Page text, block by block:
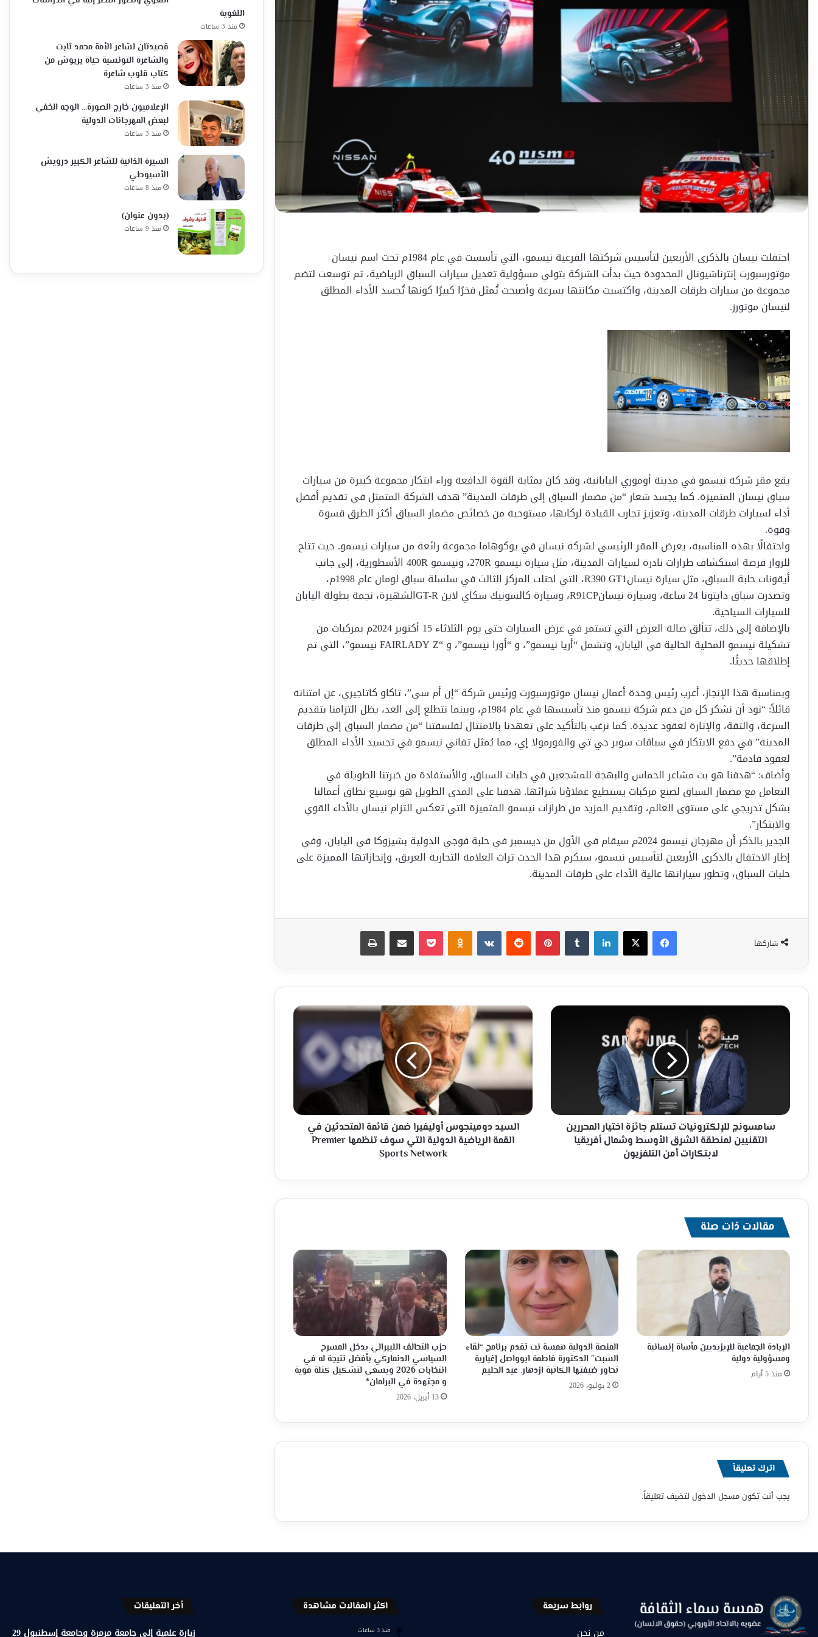
احتفلت نيسان بالذكرى الأربعين لتأسيس شركتها الفرعية نيسمو، التي تأسست في عام 1984م تحت اسم نيسان
موتورسبورت إنترناشيونال المحدودة حيث بدأت الشركة بتولي مسؤولية تعديل سيارات السباق الرياضية، ثم توسعت لتضم
مجموعة من سيارات طرقات المدينة، واكتسبت مكانتها بسرعة وأصبحت تُمثل فخرًا كبيرًا كونها تُجسد الأداء المطلق
لنيسان موتورز.
يقع مقر شركة نيسمو في مدينة أوموري اليابانية، وقد كان بمثابة القوة الدافعة وراء ابتكار مجموعة كبيرة من سيارات
سباق نيسان المتميزة. كما يجسد شعار “من مضمار السباق إلى طرقات المدينة” هدف الشركة المتمثل في تقديم أفضل
أداء لسيارات طرقات المدينة، وتعزيز تجارب القيادة لركابها، مستوحية من خصائص مضمار السباق أكثر الطرق قسوة
وقوة.
واحتفالًا بهذه المناسبة، يعرض المقر الرئيسي لشركة نيسان في يوكوهاما مجموعة رائعة من سيارات نيسمو. حيث تتاح
للزوار فرصة استكشاف طرازات نادرة لسيارات المدينة، مثل سيارة نيسمو 270R، ونيسمو 400R الأسطورية، إلى جانب
أيقونات حلبة السباق، مثل سيارة نيسانR390 GT1، التي احتلت المركز الثالث في سلسلة سباق لومان عام 1998م،
وتصدرت سباق دايتونا 24 ساعة، وسيارة نيسانR91CP، وسيارة كالسونيك سكاي لاين GT-Rالشهيرة، نجمة بطولة اليابان
للسيارات السياحية.
بالإضافة إلى ذلك، تتألق صالة العرض التي تستمر في عرض السيارات حتى يوم الثلاثاء 15 أكتوبر 2024م بمركبات من
تشكيلة نيسمو المحلية الحالية في اليابان، وتشمل “أريا نيسمو”، و “أورا نيسمو”، و “FAIRLADY Z نيسمو”، التي تم
إطلاقها حديثًا.
وبمناسبة هذا الإنجاز، أعرب رئيس وحدة أعمال نيسان موتورسبورت ورئيس شركة “إن أم سي”، تاكاو كاتاجيري، عن امتنانه
قائلاً: “نود أن نشكر كل من دعم شركة نيسمو منذ تأسيسها في عام 1984م، وبينما نتطلع إلى الغد، يظل التزامنا بتقديم
السرعة، والثقة، والإثارة لعقود عديدة. كما نرغب بالتأكيد على تعهدنا بالامتثال لفلسفتنا “من مضمار السباق إلى طرقات
المدينة” في دفع الابتكار في سباقات سوبر جي تي والفورمولا إي، مما يُمثل تفاني نيسمو في تجسيد الأداء المطلق
لعقود قادمة”.
وأضاف: “هدفنا هو بث مشاعر الحماس والبهجة للمشجعين في حلبات السباق، والأستفادة من خبرتنا الطويلة في
التعامل مع مضمار السباق لصنع مركبات يستطيع عملاؤنا شرائها. هدفنا على المدى الطويل هو توسيع نطاق أعمالنا
بشكل تدريجي على مستوى العالم، وتقديم المزيد من طرازات نيسمو المتميزة التي تعكس التزام نيسان بالأداء القوي
والابتكار”.
الجدير بالذكر أن مهرجان نيسمو 2024م سيقام في الأول من ديسمبر في حلبة فوجي الدولية بشيزوكا في اليابان، وفي
إطار الاحتفال بالذكرى الأربعين لتأسيس نيسمو، سيكرم هذا الحدث تراث العلامة التجارية العريق، وإنجازاتها المميزة على
حلبات السباق، وتطور سياراتها عالية الأداء على طرقات المدينة.
شاركها
فيسبوك‫X لينكدإن بينتيريست Odnoklassniki
‫Pocket مشاركة عبر البريد طباعة
سامسونج
الشرق
الأوسط
أمن
سامسونج للإلكترونيات تستلم جائزة اختيار المحررين
التقنيين لمنطقة الشرق الأوسط وشمال أفريقيا
لابتكارات أمن التلفزيون
السيد
دومينجوس
أوليفيرا
ضمن
قائمة
المتحدثين
في
الرياضية
الدولية
Premier
Network
السيد دومينجوس أوليفيرا ضمن قائمة المتحدثين في
القمة الرياضية الدولية التي سوف تنظمها Premier
Sports Network
مقالات ذات صلة
الإبادة الجماعية للإيزيديين مأساة إنسانية
ومسؤولية دولية
منذ 5 أيام
المنصة الدولية همسة نت تقدم برنامج “لقاء
السبت” الدكتورة فاطمة ابوواصل إغبارية
تحاور ضيفتها الكاتبة ازدهار. عيد الحليم
2 يوليو، 2026
حزب التحالف الليبرالي يدخل المسرح
السياسي الدنماركي بأفضل نتيجة له في
انتخابات 2026 ويسعى لتشكيل كتلة قوية
و مجتهدة في البرلمان*
13 أبريل، 2026
اترك تعليقاً
يجب أنت تكونمسجل الدخول لتضيف تعليقاً.
اللغوية
منذ 3 ساعات
قصيدتان لشاعر الأمة محمد ثابت
والشاعرة التونسية حياة بربوش من
كتاب قلوب شاعرة
منذ 3 ساعات
الإعلاميون خارج الصورة… الوجه الخفي
لبعض المهرجانات الدولية
منذ 3 ساعات
السيرة الذاتية للشاعر الكبير درويش
الأسيوطي
منذ 8 ساعات
(بدون عنوان)
منذ 9 ساعات
روابط سريعة
من نحن
اكثر المقالات مشاهدة
منذ 3 ساعات
أخر التعليقات
زيارة علمية إلى جامعة مرمرة وجامعة إسطنبول 29